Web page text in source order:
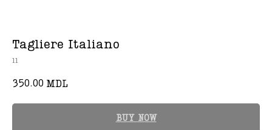
Tagliere Italiano
11
350.00 MDL
BUY NOW